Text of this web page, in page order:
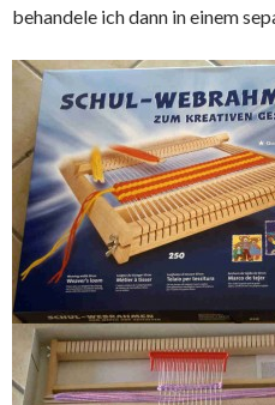
behandele ich dann in einem